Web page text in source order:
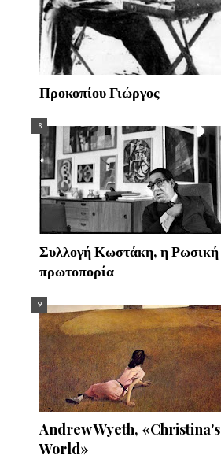
Προκοπίου Γιώργος
Συλλογή Κωστάκη, η Ρωσική
πρωτοπορία
Andrew Wyeth, «Christina's
World»